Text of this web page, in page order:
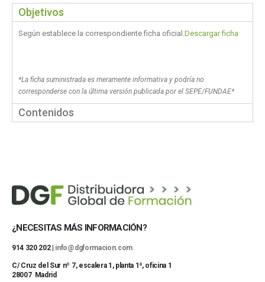
Objetivos
Según establece la correspondiente ficha oficial. Descargar ficha
*La ficha suministrada es meramente informativa y podría no
corresponderse con la última versión publicada por el SEPE/FUNDAE*
Contenidos
¿NECESITAS MÁS INFORMACIÓN?
914 320 202 | info@dgformacion.com
C/ Cruz del Sur nº 7, escalera 1, planta 1ª, oficina 1
28007 Madrid